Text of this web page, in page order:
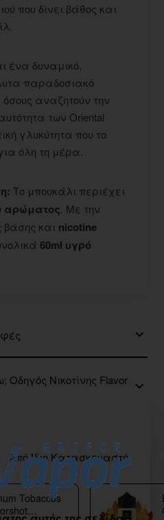
που δίνει βάθος και
ένα δυναμικό,
παραδοσιακό
όσους αναζητούν την
των Oriental
γλυκύτητα που το
όλη τη μέρα.
Το μπουκάλι περιέχει
αρώματος . Με την
βάσης και nicotine
60ml υγρό
Νικοτίνης Flavor
Από Ίδιο Κατασκευαστή
Tobaccos